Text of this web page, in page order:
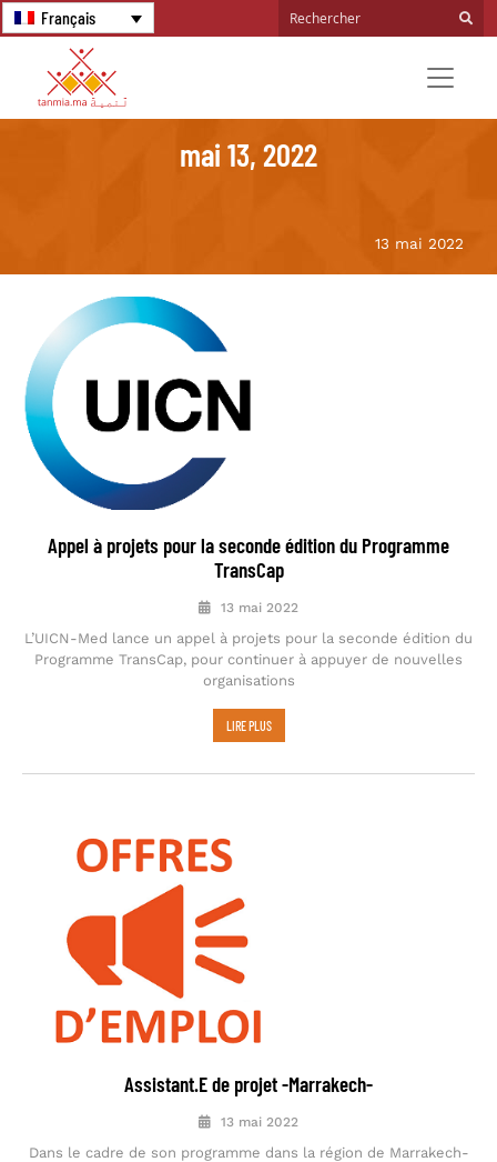
Français
mai 13, 2022
13 mai 2022
Appel à projets pour la seconde édition du Programme
TransCap
13 mai 2022
L’UICN-Med lance un appel à projets pour la seconde édition du
Programme TransCap, pour continuer à appuyer de nouvelles
organisations
LIRE PLUS
Assistant.E de projet -Marrakech-
13 mai 2022
Dans le cadre de son programme dans la région de Marrakech-